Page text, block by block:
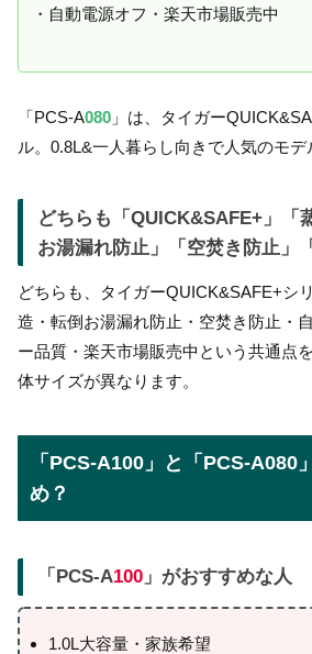
・自動電源オフ・楽天市場販売中
「PCS-A080 」は、タイガー
ル。0.8L&一人暮らし向きで人気のモデ
どちらも「QUICK&SAFE+」「
お湯漏れ防止」「空焚き防止」
どちらも、タイガーQUICK&SAFE+シ
造・転倒お湯漏れ防止・空焚き防止・
ー品質・楽天市場販売中という共通点
体サイズが異なります。
「PCS-A100」と「PCS-A080
め？
「PCS-A100 」がおすすめな人
1.0L大容量・家族希望